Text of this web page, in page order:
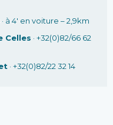
· à 4′ en voiture – 2,9km
Celles · +32(0)82/66 62
· +32(0)82/22 32 14